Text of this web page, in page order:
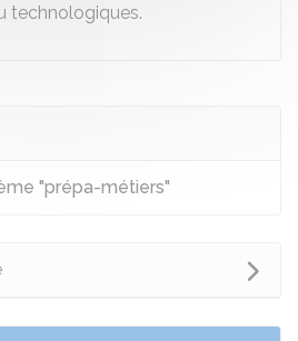
technologiques.
"prépa-métiers"